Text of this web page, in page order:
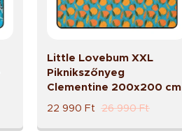
Little Lovebum XXL
Piknikszőnyeg
Clementine 200x200 cm
22 990 Ft 26 990Ft